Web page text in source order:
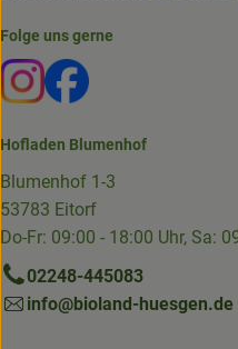
Folge uns gerne
Externer Link zu
Externer Link zu
Hofladen Blumenhof
Blumenhof 1-3
53783 Eitorf
Do-Fr: 09:00 - 18:00 Uhr, Sa:
02248-445083
info@bioland-huesgen.de